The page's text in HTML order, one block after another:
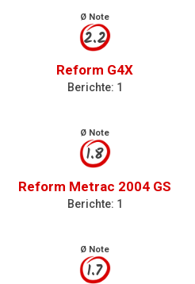
Ø Note
2.2
Reform G4X
Berichte: 1
Ø Note
1.8
Reform Metrac 2004 GS
Berichte: 1
Ø Note
1.7